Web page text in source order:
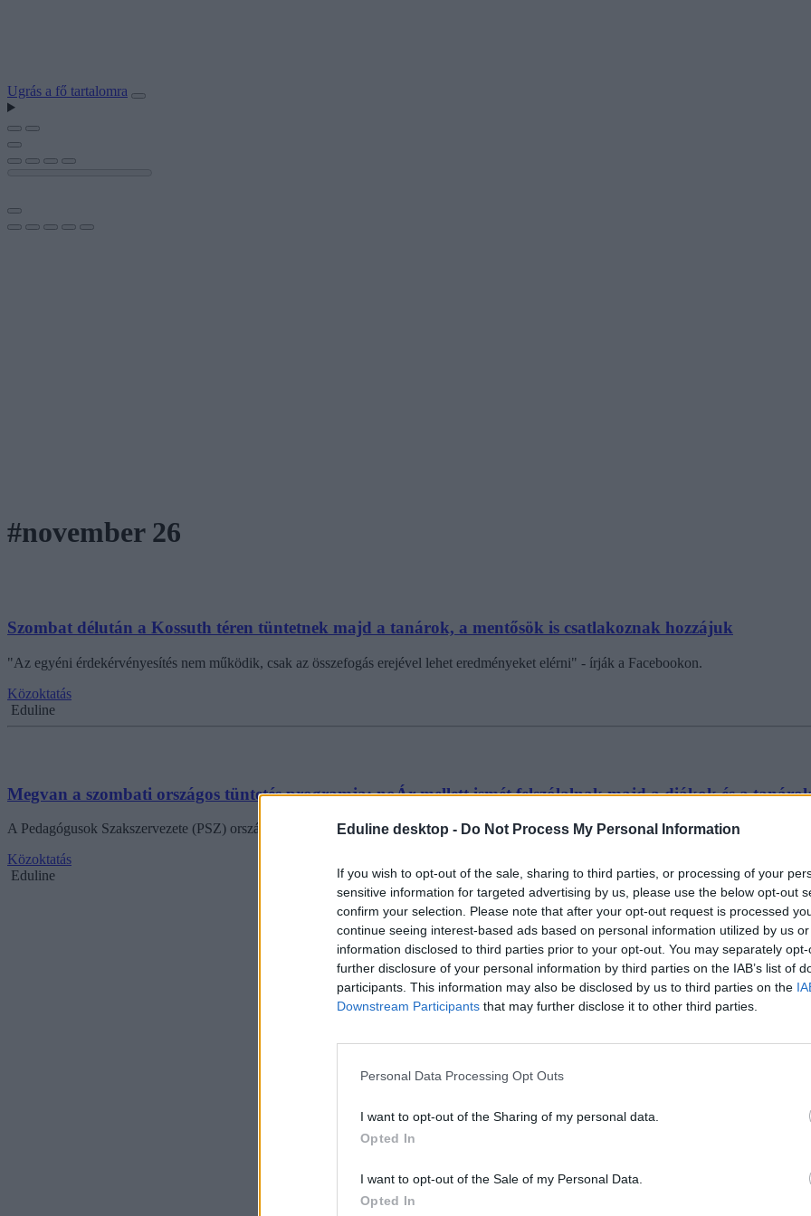
Eduline desktop - Do Not Process My Personal Information
If you wish to opt-out of the sale, sharing to third parties, or processing of your
sensitive information for targeted advertising by us, please use the below opt-out
confirm your selection. Please note that after your opt-out request is processed
continue seeing interest-based ads based on personal information utilized by us
information disclosed to third parties prior to your opt-out. You may separately
further disclosure of your personal information by third parties on the IAB’s list of
participants. This information may also be disclosed by us to third parties on the
Downstream Participants that may further disclose it to other third parties.
Personal Data Processing Opt Outs
I want to opt-out of the Sharing of my personal data.
Opted In
I want to opt-out of the Sale of my Personal Data.
Opted In
Ugrás a fő tartalomra
#november 26
Szombat délután a Kossuth téren tüntetnek majd a tanárok, a mentősök is csatlakoznak hozzájuk
"Az egyéni érdekérvényesítés nem működik, csak az összefogás erejével lehet eredményeket elérni" - írják a Facebookon.
Közoktatás
Eduline
Megvan a szombati országos tüntetés programja: noÁr mellett ismét felszólalnak majd a diákok és a
A Pedagógusok Szakszervezete (PSZ) országos tüntetést szervez 2022. november 26-ra, eddig több mint 12 ezren jeleztek vissza az
Közoktatás
Eduline